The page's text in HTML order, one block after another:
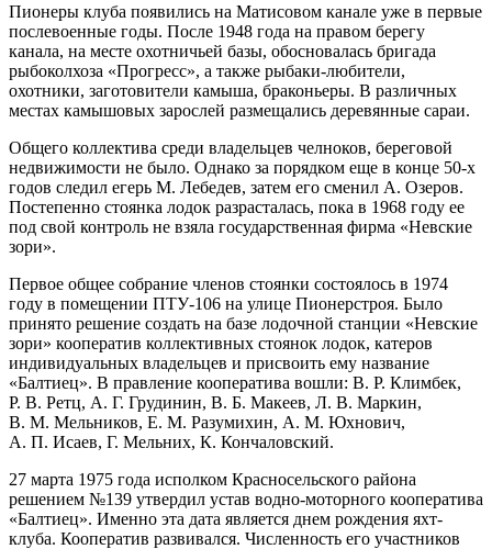
Пионеры клуба появились на Матисовом канале уже в первые
послевоенные годы. После 1948 года на правом берегу
канала, на месте охотничьей базы, обосновалась бригада
рыбоколхоза «Прогресс», а также рыбаки-любители,
охотники, заготовители камыша, браконьеры. В различных
местах камышовых зарослей размещались деревянные сараи.
Общего коллектива среди владельцев челноков, береговой
недвижимости не было. Однако за порядком еще в конце 50-х
годов следил егерь М. Лебедев, затем его сменил А. Озеров.
Постепенно стоянка лодок разрасталась, пока в 1968 году ее
под свой контроль не взяла государственная фирма «Невские
зори».
Первое общее собрание членов стоянки состоялось в 1974
году в помещении ПТУ-106 на улице Пионерстроя. Было
принято решение создать на базе лодочной станции «Невские
зори» кооператив коллективных стоянок лодок, катеров
индивидуальных владельцев и присвоить ему название
«Балтиец». В правление кооператива вошли: В. Р. Климбек,
Р. В. Ретц, А. Г. Грудинин, В. Б. Макеев, Л. В. Маркин,
В. М. Мельников, Е. М. Разумихин, А. М. Юхнович,
А. П. Исаев, Г. Мельних, К. Кончаловский.
27 марта 1975 года исполком Красносельского района
решением №139 утвердил устав водно-моторного кооператива
«Балтиец». Именно эта дата является днем рождения яхт-
клуба. Кооператив развивался. Численность его участников